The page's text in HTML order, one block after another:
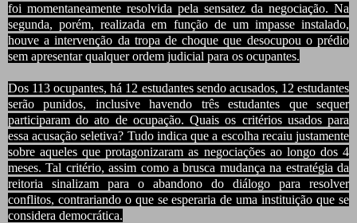
foi momentaneamente resolvida pela sensatez da negociação. Na
segunda, porém, realizada em função de um impasse instalado,
houve a intervenção da tropa de choque que desocupou o prédio
sem apresentar qualquer ordem judicial para os ocupantes.
Dos 113 ocupantes, há 12 estudantes sendo acusados, 12 estudantes
serão punidos, inclusive havendo três estudantes que sequer
participaram do ato de ocupação. Quais os critérios usados para
essa acusação seletiva? Tudo indica que a escolha recaiu justamente
sobre aqueles que protagonizaram as negociações ao longo dos 4
meses. Tal critério, assim como a brusca mudança na estratégia da
reitoria sinalizam para o abandono do diálogo para resolver
conflitos, contrariando o que se esperaria de uma instituição que se
considera democrática.